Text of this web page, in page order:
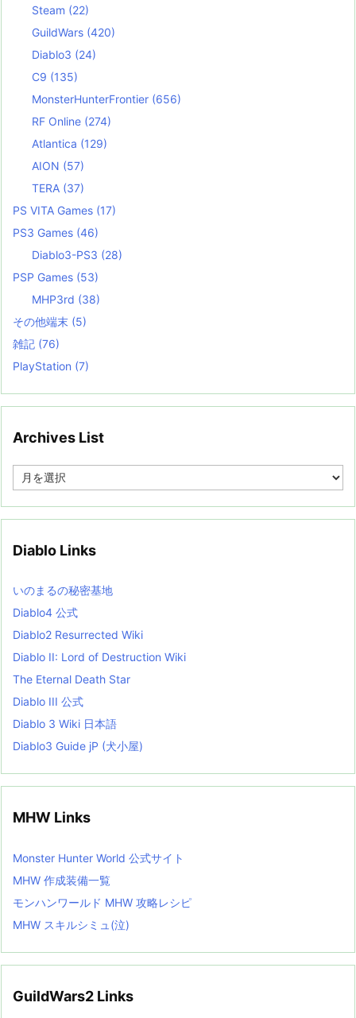
Steam (22)
GuildWars (420)
Diablo3 (24)
C9 (135)
MonsterHunterFrontier (656)
RF Online (274)
Atlantica (129)
AION (57)
TERA (37)
PS VITA Games (17)
PS3 Games (46)
Diablo3-PS3 (28)
PSP Games (53)
MHP3rd (38)
その他端末 (5)
雑記 (76)
PlayStation (7)
Archives List
e
i
s
t
Diablo Links
いのまるの秘密基地
Diablo4 公式
Diablo2 Resurrected Wiki
Diablo II: Lord of Destruction Wiki
The Eternal Death Star
Diablo III 公式
Diablo 3 Wiki 日本語
Diablo3 Guide jP (犬小屋)
MHW Links
Monster Hunter World 公式サイト
MHW 作成装備一覧
モンハンワールド MHW 攻略レシピ
MHW スキルシミュ(泣)
GuildWars2 Links